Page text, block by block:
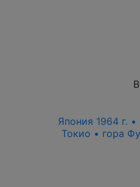
Япония 1964 г.
Токио • гора